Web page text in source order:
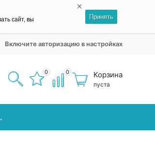
сайт, вы
Принять
Включите авторизацию в настройках
0 0 Корзина
пуста